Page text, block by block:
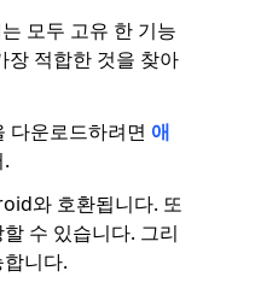
모두 고유 한 기능
장 적합한 것을 찾아
다운로드하려면 애
와 호환됩니다. 또
수 있습니다. 그리
니다.